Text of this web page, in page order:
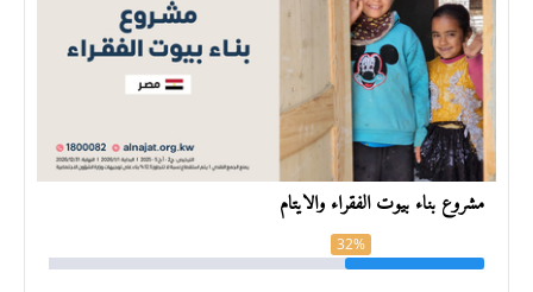
مشروع بناء بيوت الفقراء والأيتام
32%